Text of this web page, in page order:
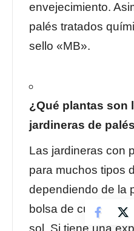
envejecimiento.
palés tratados
sello «MB».
¿Qué plantas son
jardineras de
Las jardineras con
para muchos tipos
dependiendo de la
bolsa de cultivo y
sol. Si tiene una